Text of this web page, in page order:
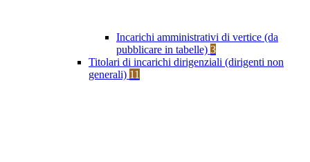
Incarichi amministrativi di vertice (da
pubblicare in tabelle) 3
Titolari di incarichi dirigenziali (dirigenti non
generali) 11